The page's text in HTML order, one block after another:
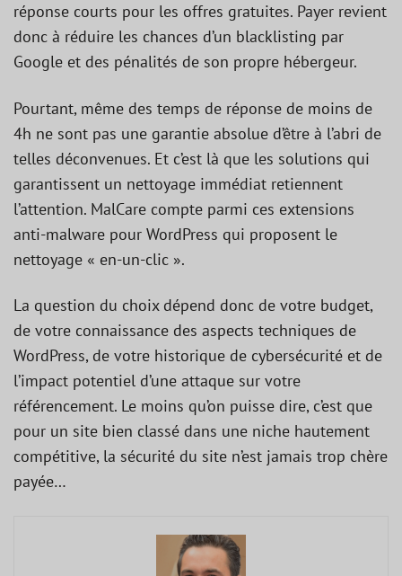
réponse courts pour les offres gratuites. Payer revient
donc à réduire les chances d’un blacklisting par
Google et des pénalités de son propre hébergeur.
Pourtant, même des temps de réponse de moins de
4h ne sont pas une garantie absolue d’être à l’abri de
telles déconvenues. Et c’est là que les solutions qui
garantissent un nettoyage immédiat retiennent
l’attention. MalCare compte parmi ces extensions
anti-malware pour WordPress qui proposent le
nettoyage « en-un-clic ».
La question du choix dépend donc de votre budget,
de votre connaissance des aspects techniques de
WordPress, de votre historique de cybersécurité et de
l’impact potentiel d’une attaque sur votre
référencement. Le moins qu’on puisse dire, c’est que
pour un site bien classé dans une niche hautement
compétitive, la sécurité du site n’est jamais trop chère
payée…